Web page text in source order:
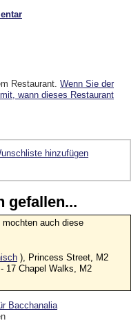
Restaurant. Wenn Sie der
wann dieses Restaurant
hinzufügen
gefallen...
mochten auch diese
), Princess Street, M2
17 Chapel Walks, M2
Bacchanalia